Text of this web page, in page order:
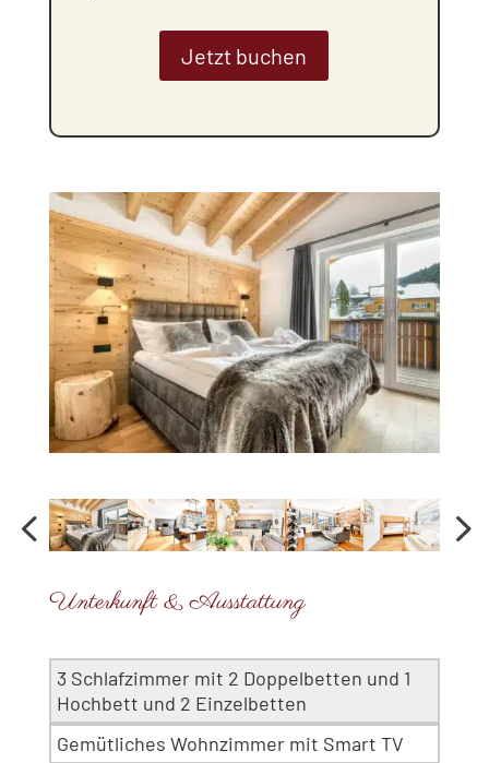
Jetzt buchen
Unterkunft & Ausstattung
3 Schlafzimmer mit 2 Doppelbetten und 1
Hochbett und 2 Einzelbetten
Gemütliches Wohnzimmer mit Smart TV